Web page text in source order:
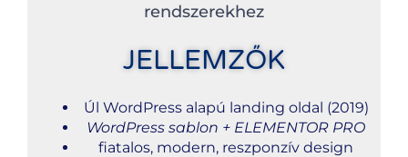
rendszerekhez
JELLEMZŐK
Úl WordPress alapú landing oldal (2019)
WordPress sablon + ELEMENTOR PRO
fiatalos, modern, reszponzív design